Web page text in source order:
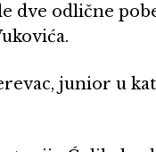
dve odlične
junior u